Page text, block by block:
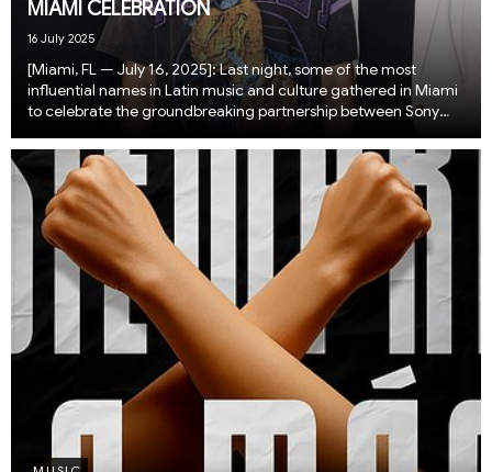
MIAMI CELEBRATION
16 July 2025
[Miami, FL — July 16, 2025]: Last night, some of the most
influential names in Latin music and culture gathered in Miami
to celebrate the groundbreaking partnership between Sony
Music, led by Dominican media mogul...